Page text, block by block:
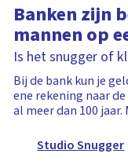
Banken zijn
mannen op
Is het snugger of
Bij de bank kun je
ene rekening naar
al meer dan 100
Studio Snugger